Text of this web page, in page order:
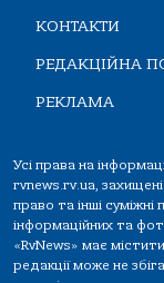
КОНТАКТИ
РЕДАКЦІЙНА
РЕКЛАМА
Усі права на
rvnews.rv.ua,
право та інші
інформаційних та
«RvNews» має
редакції може не